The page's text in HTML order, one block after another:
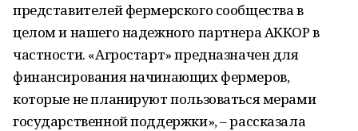
представителей фермерского сообщества в
целом и нашего надежного партнера АККОР в
частности. «Агростарт» предназначен для
финансирования начинающих фермеров,
которые не планируют пользоваться мерами
государственной поддержки», – рассказала